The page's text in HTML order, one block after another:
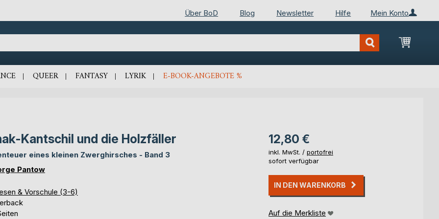
Mein Konto
Über BoD Blog Newsletter Hilfe
Mein
QUEER FANTASY LYRIK E-BOOK-ANGEBOTE %
Kantschil und die Holzfäller
eines kleinen Zwerghirsches - Band 3
Pantow
& Vorschule (3-6)
12,80 €
inkl. MwSt. / portofrei
sofort verfügbar
IN DEN WARENKORB
Auf die Merkliste